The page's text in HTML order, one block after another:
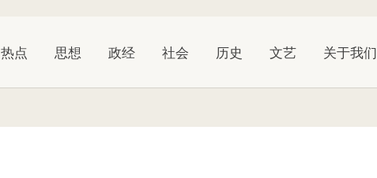
热点 思想 政经 社会 历史 文艺 关于我们